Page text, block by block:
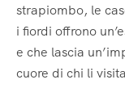
strapiombo, le
i fiordi offrono
e che lascia
cuore di chi li